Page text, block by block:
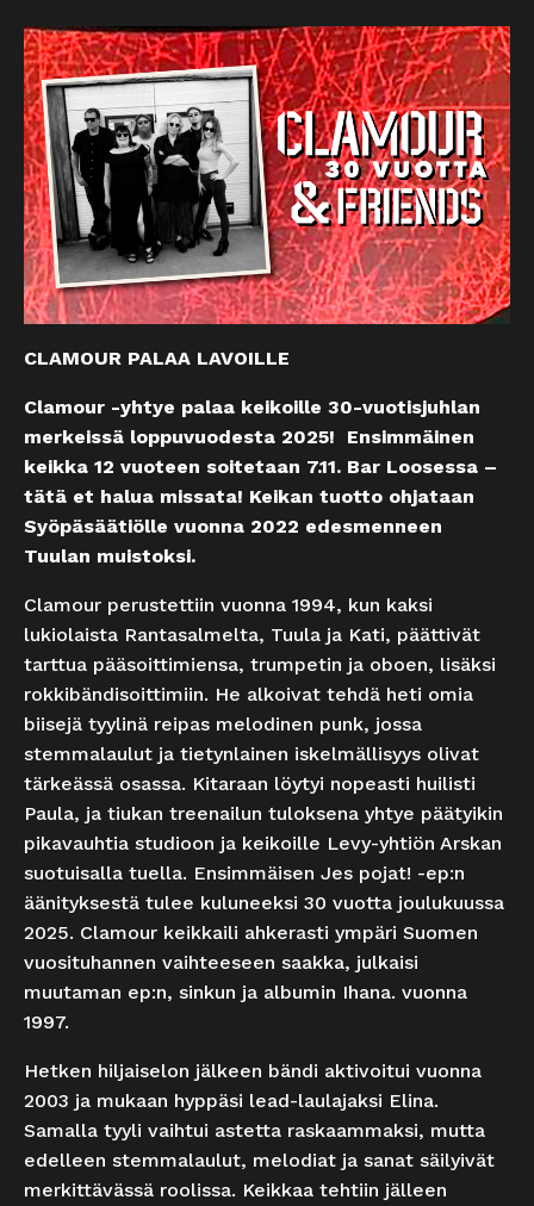
CLAMOUR PALAA LAVOILLE
Clamour -yhtye palaa keikoille 30-vuotisjuhlan
merkeissä loppuvuodesta 2025! Ensimmäinen
keikka 12 vuoteen soitetaan 7.11. Bar Loosessa –
tätä et halua missata! Keikan tuotto ohjataan
Syöpäsäätiölle vuonna 2022 edesmenneen
Tuulan muistoksi.
Clamour perustettiin vuonna 1994, kun kaksi
lukiolaista Rantasalmelta, Tuula ja Kati, päättivät
tarttua pääsoittimiensa, trumpetin ja oboen, lisäksi
rokkibändisoittimiin. He alkoivat tehdä heti omia
biisejä tyylinä reipas melodinen punk, jossa
stemmalaulut ja tietynlainen iskelmällisyys olivat
tärkeässä osassa. Kitaraan löytyi nopeasti huilisti
Paula, ja tiukan treenailun tuloksena yhtye päätyikin
pikavauhtia studioon ja keikoille Levy-yhtiön Arskan
suotuisalla tuella. Ensimmäisen Jes pojat! -ep:n
äänityksestä tulee kuluneeksi 30 vuotta joulukuussa
2025. Clamour keikkaili ahkerasti ympäri Suomen
vuosituhannen vaihteeseen saakka, julkaisi
muutaman ep:n, sinkun ja albumin Ihana. vuonna
1997.
Hetken hiljaiselon jälkeen bändi aktivoitui vuonna
2003 ja mukaan hyppäsi lead-laulajaksi Elina.
Samalla tyyli vaihtui astetta raskaammaksi, mutta
edelleen stemmalaulut, melodiat ja sanat säilyivät
merkittävässä roolissa. Keikkaa tehtiin jälleen